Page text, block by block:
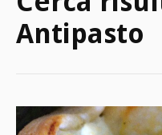
Antipasto